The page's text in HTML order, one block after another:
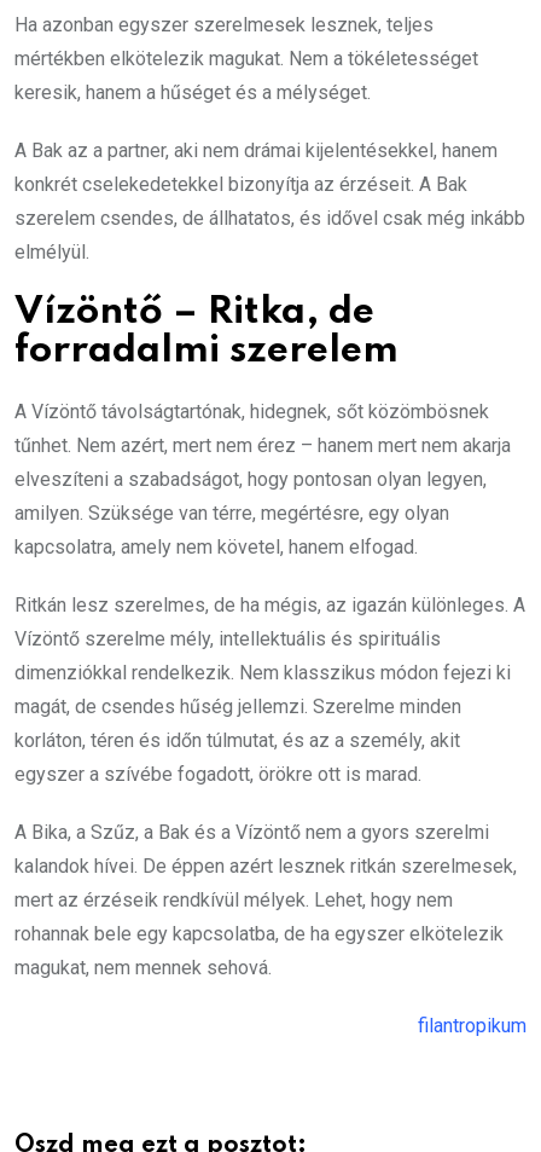
Ha azonban egyszer szerelmesek lesznek, teljes
mértékben elkötelezik magukat. Nem a tökéletességet
keresik, hanem a hűséget és a mélységet.
A Bak az a partner, aki nem drámai kijelentésekkel, hanem
konkrét cselekedetekkel bizonyítja az érzéseit. A Bak
szerelem csendes, de állhatatos, és idővel csak még inkább
elmélyül.
Vízöntő – Ritka, de
forradalmi szerelem
A Vízöntő távolságtartónak, hidegnek, sőt közömbösnek
tűnhet. Nem azért, mert nem érez – hanem mert nem akarja
elveszíteni a szabadságot, hogy pontosan olyan legyen,
amilyen. Szüksége van térre, megértésre, egy olyan
kapcsolatra, amely nem követel, hanem elfogad.
Ritkán lesz szerelmes, de ha mégis, az igazán különleges. A
Vízöntő szerelme mély, intellektuális és spirituális
dimenziókkal rendelkezik. Nem klasszikus módon fejezi ki
magát, de csendes hűség jellemzi. Szerelme minden
korláton, téren és időn túlmutat, és az a személy, akit
egyszer a szívébe fogadott, örökre ott is marad.
A Bika, a Szűz, a Bak és a Vízöntő nem a gyors szerelmi
kalandok hívei. De éppen azért lesznek ritkán szerelmesek,
mert az érzéseik rendkívül mélyek. Lehet, hogy nem
rohannak bele egy kapcsolatba, de ha egyszer elkötelezik
magukat, nem mennek sehová.
filantropikum
Oszd meg ezt a posztot: